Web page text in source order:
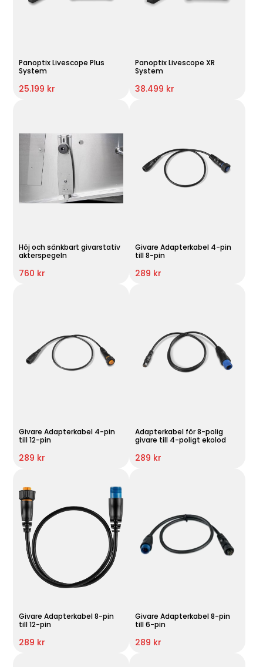
Panoptix Livescope Plus
System
25.199 kr
Panoptix Livescope XR
System
38.499 kr
Höj och sänkbart givarstativ
akterspegeln
760 kr
Givare Adapterkabel 4-pin
till 8-pin
289 kr
Givare Adapterkabel 4-pin
till 12-pin
289 kr
Adapterkabel för 8-polig
givare till 4-poligt ekolod
289 kr
Givare Adapterkabel 8-pin
till 12-pin
289 kr
Givare Adapterkabel 8-pin
till 6-pin
289 kr